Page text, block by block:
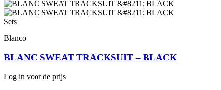
Sets
Blanco
BLANC SWEAT TRACKSUIT – BLACK
Log in voor de prijs